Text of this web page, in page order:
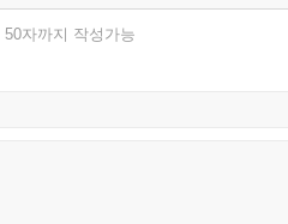
50자까지 작성가능